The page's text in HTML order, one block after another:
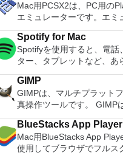
Mac用PCSX2は、PC用の
エミュレーターです。エミ
換性率は、プレイ可能なす
ームの80％以上を誇ってい
強力なコンピューターを所
合、PCSX2 for Macは優れ
ターです。また、このアプ
はローエンドコンピュータ
も提供するため、
ルのすべての所有者は、
ゲームを見ることができます。
ミュレーター用PCSX2を
PS2コントローラーを使用
レイステーション体験をシ
Spotify for Mac
Spotifyを使用すると、電話
ター、タブレットなど、あ
適切な音楽を簡単に見つけ
ます。 Spotifyには数百万のトラックが
あります。エクササイズ、
リラックスのいずれでも、
いつでも手元にあります。
を選択するか、Spotifyに驚
い。 また、友人、アーテ
人の音楽コレクションを閲
GIMP
GIMPは、マルチプラット
真操作ツールです。 GIMP
Image Manipulation
す。 GIMPは、写真のレタ
合成、画像の構築など、さ
操作タスクに適しています
BlueStacks App Player
Mac用BlueStacks App
使用してブラウザでフルス